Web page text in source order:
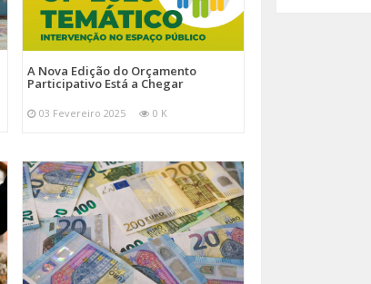
A Nova Edição do Orçamento
Participativo Está a Chegar
03 Fevereiro 2025 0 K